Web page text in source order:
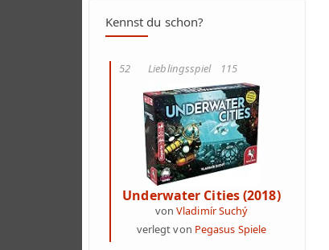
Kennst du schon?
52 Lieblingsspiel 115
Underwater Cities (2018)
von Vladimír Suchý
verlegt von Pegasus Spiele